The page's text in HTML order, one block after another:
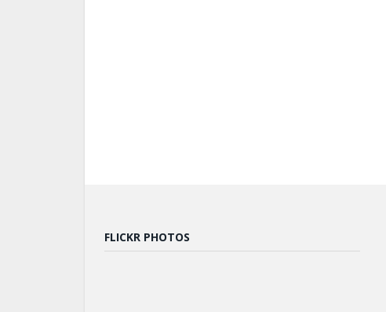
FLICKR PHOTOS